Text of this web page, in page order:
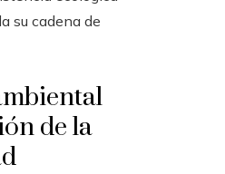
su cadena de
de la